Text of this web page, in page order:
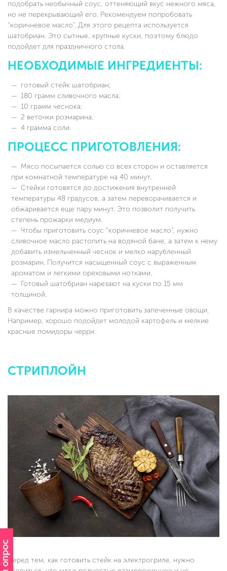
подобрать необычный соус, оттеняющий вкус нежного мяса,
но не перекрывающий его. Рекомендуем попробовать
“коричневое масло”. Для этого рецепта используется
шатобриан. Это сытные, крупные куски, поэтому блюдо
подойдет для праздничного стола.
НЕОБХОДИМЫЕ ИНГРЕДИЕНТЫ:
готовый стейк шатобриан;
180 грамм сливочного масла;
10 грамм чеснока;
2 веточки розмарина;
4 грамма соли.
ПРОЦЕСС ПРИГОТОВЛЕНИЯ:
Мясо посыпается солью со всех сторон и оставляется
при комнатной температуре на 40 минут.
Стейки готовятся до достижения внутренней
температуры 48 градусов, а затем переворачивается и
обжаривается еще пару минут. Это позволит получить
степень прожарки медиум.
Чтобы приготовить соус “коричневое масло”, нужно
сливочное масло растопить на водяной бане, а затем к нему
добавить измельченный чеснок и мелко нарубленный
розмарин. Получится насыщенный соус с выраженным
ароматом и легкими ореховыми нотками.
Готовый шатобриан нарезают на куски по 15 мм
толщиной.
В качестве гарнира можно приготовить запеченные овощи.
Например, хорошо подойдет молодой картофель и мелкие
красные помидоры черри.
СТРИПЛОЙН
Перед тем, как готовить стейк на электрогриле, нужно